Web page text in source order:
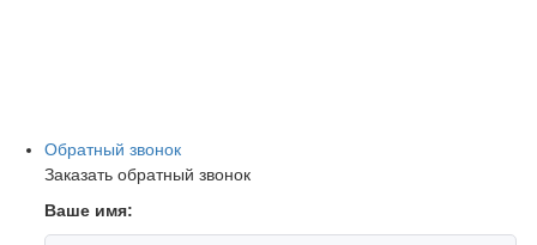
Обратный звонок
Заказать обратный звонок
Ваше имя: